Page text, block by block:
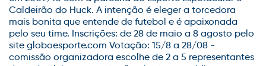
Caldeirão do Huck. A intenção é eleger a torcedora
mais bonita que entende de futebol e é apaixonada
pelo seu time. Inscrições: de 28 de maio a 8 agosto pelo
site globoesporte.com Votação: 15/8 a 28/08 -
comissão organizadora escolhe de 2 a 5 representantes